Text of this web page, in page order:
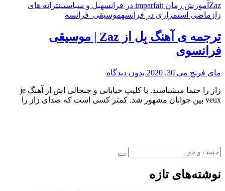
Zaz آموزش زمان imparfait در فرانسه بل و سباستینترانه های
زاز ماضی استمراری در فرانسهموسیقی_فرانسه
ترجمه ی آهنگ بِل از Zaz | موسیقی
فرانسوی
مای فرنچ می 30, 2020 بدون دیدگاه
زاز را حتما میشناسید. با کلیپ خیابانی و جنجالی اش از آهنگ je
veux بین جوانان مشهور شد. کمتر کسی است که صدای زاز را
نوشته‌های تازه